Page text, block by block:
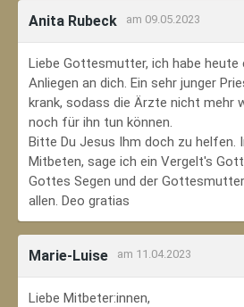
Anita Rubeck am 09.05.2023
Liebe Gottesmutter, ich habe heute
Anliegen an dich. Ein sehr junger
krank, sodass die Ärzte nicht mehr
noch für ihn tun können.
Bitte Du Jesus Ihm doch zu helfen.
Mitbeten, sage ich ein Vergelt's
Gottes Segen und der
allen. Deo gratias
Marie-Luise am 11.04.2023
Liebe Mitbeter:innen,